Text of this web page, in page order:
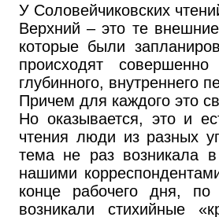
У Соловейчиковских
Верхний – это те
которые были
происходят
глубинного, внутреннего
Причем для каждого это
Но оказывается, это и
чтения люди из разных
тема не раз возникала
нашими
конце рабочего дня, по
возникали стихийные